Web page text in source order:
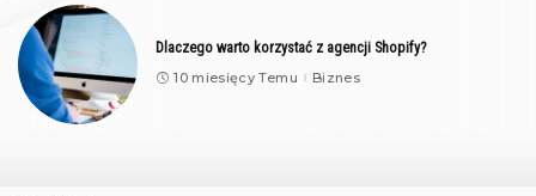
Dlaczego warto korzystać z agencji Shopify?
10 miesięcy Temu Biznes